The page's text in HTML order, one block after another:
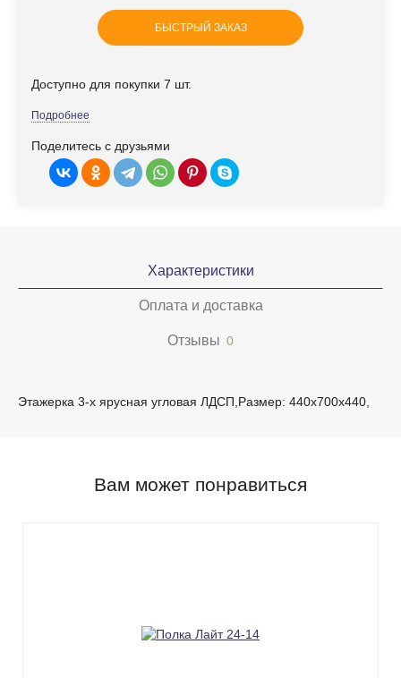
БЫСТРЫЙ ЗАКАЗ
Доступно для покупки 7 шт.
Подробнее
Поделитесь с друзьями
Характеристики
Оплата и доставка
Отзывы 0
Этажерка 3-х ярусная угловая ЛДСП,Размер: 440х700х440,
Вам может понравиться